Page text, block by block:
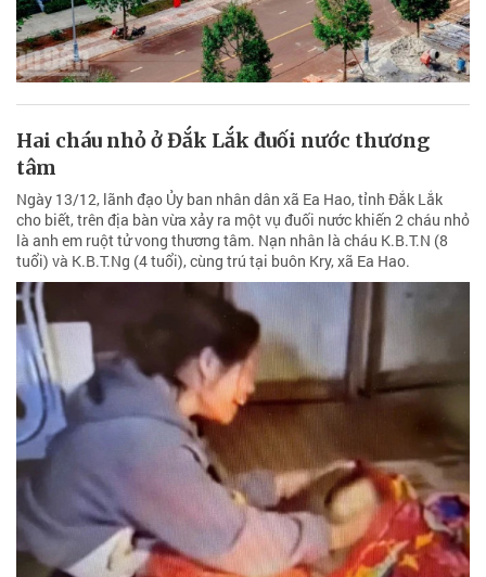
Hai cháu nhỏ ở Đắk Lắk đuối nước thương
tâm
Ngày 13/12, lãnh đạo Ủy ban nhân dân xã Ea Hao, tỉnh Đắk Lắk
cho biết, trên địa bàn vừa xảy ra một vụ đuối nước khiến 2 cháu nhỏ
là anh em ruột tử vong thương tâm. Nạn nhân là cháu K.B.T.N (8
tuổi) và K.B.T.Ng (4 tuổi), cùng trú tại buôn Kry, xã Ea Hao.